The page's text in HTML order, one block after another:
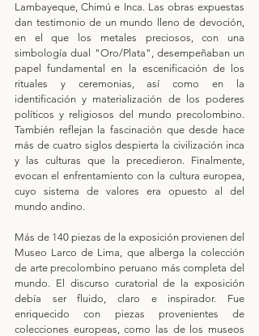
Lambayeque, Chimú e Inca. Las obras expuestas
dan testimonio de un mundo lleno de devoción,
en el que los metales preciosos, con una
simbología dual "Oro/Plata", desempeñaban un
papel fundamental en la escenificación de los
rituales y ceremonias, así como en la
identificación y materialización de los poderes
políticos y religiosos del mundo precolombino.
También reflejan la fascinación que desde hace
más de cuatro siglos despierta la civilización inca
y las culturas que la precedieron. Finalmente,
evocan el enfrentamiento con la cultura europea,
cuyo sistema de valores era opuesto al del
mundo andino.
Más de 140 piezas de la exposición provienen del
Museo Larco de Lima, que alberga la colección
de arte precolombino peruano más completa del
mundo. El discurso curatorial de la exposición
debía ser fluido, claro e inspirador. Fue
enriquecido con piezas provenientes de
colecciones europeas, como las de los museos